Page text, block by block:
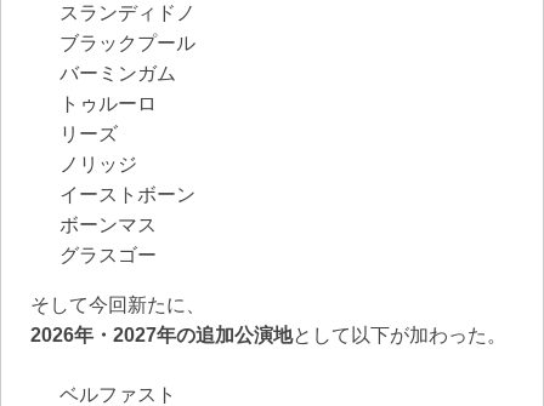
スランディドノ
ブラックプール
バーミンガム
トゥルーロ
リーズ
ノリッジ
イーストボーン
ボーンマス
グラスゴー
そして今回新たに、
2026年・2027年の追加公演地として以下が加わった。
ベルファスト